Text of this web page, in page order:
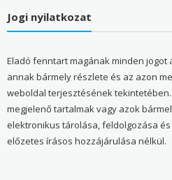
Jogi nyilatkozat
Eladó fenntart magának minden
annak bármely részlete és az azon
weboldal terjesztésének
megjelenő tartalmak vagy azok
elektronikus tárolása, feldolgozása
előzetes írásos hozzájárulása nélkül.